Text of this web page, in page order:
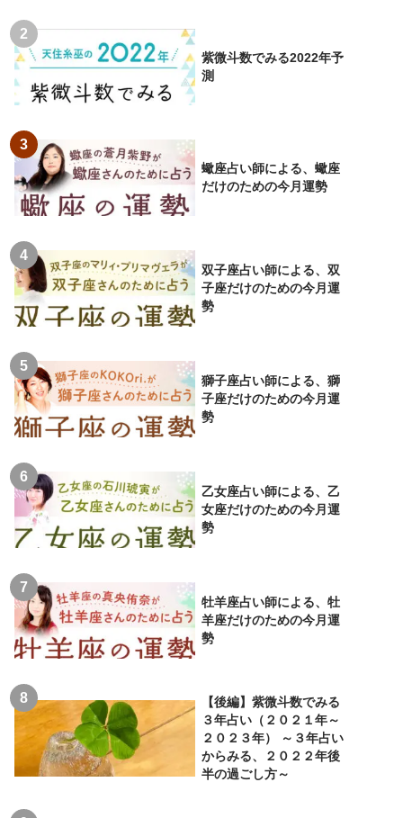
紫微斗数でみる2022年予
測
蠍座占い師による、蠍座
だけのための今月運勢
双子座占い師による、双
子座だけのための今月運
勢
獅子座占い師による、獅
子座だけのための今月運
勢
乙女座占い師による、乙
女座だけのための今月運
勢
牡羊座占い師による、牡
羊座だけのための今月運
勢
【後編】紫微斗数でみる
３年占い（２０２１年～
２０２３年） ～３年占い
からみる、２０２２年後
半の過ごし方～